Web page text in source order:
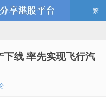
繁
线 率先实现飞行汽